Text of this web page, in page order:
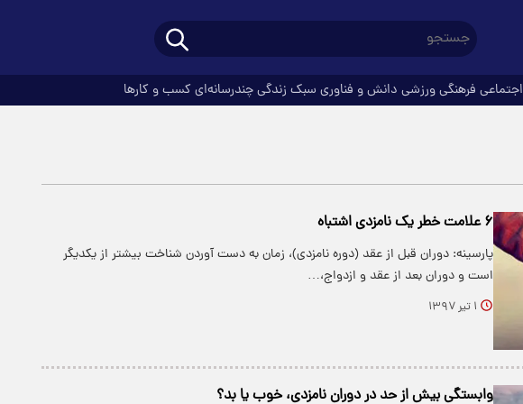
اجتماعی فرهنگیورزشی دانش و فناوری سبک زندگیچندرسانه‌ای کسب و کارها
۶ علامت خطر یک نامزدی اشتباه
پارسینه: دوران قبل از عقد (دوره نامزدی)، زمان به دست آوردن شناخت بیشتر از یکدیگر
است و دوران بعد از عقد و ازدواج،…
۱ تیر ۱۳۹۷
وابستگی بیش از حد در دوران نامزدی، خوب یا بد؟